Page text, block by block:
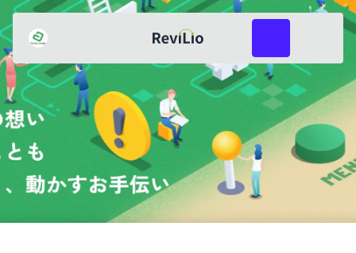
つるはま レビリオ